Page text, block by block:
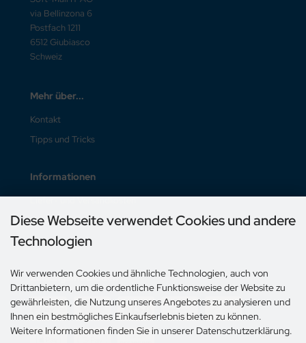
via Bellinzona 6
Postfach 1211
6512 Giubiasco
Schweiz
Mehr über...
Kontakt
Tipps und Tricks
Informationen
Liefer- und Versandkosten
Unsere AGB
Impressum
Zahlungsmethoden
Diese Webseite verwendet Cookies und andere
Technologien
Wir verwenden Cookies und ähnliche Technologien, auch von
Drittanbietern, um die ordentliche Funktionsweise der Website zu
gewährleisten, die Nutzung unseres Angebotes zu analysieren und
Ihnen ein bestmögliches Einkaufserlebnis bieten zu können.
Weitere Informationen finden Sie in unserer Datenschutzerklärung.